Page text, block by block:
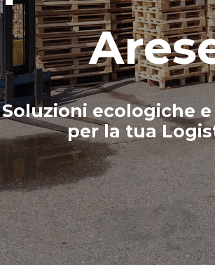
Soluzioni ecologiche
per la tua